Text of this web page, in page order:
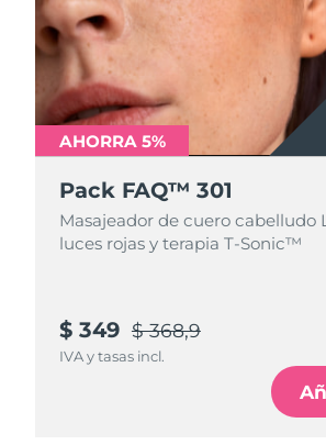
AHORRA 5%
Pack FAQ™ 301
Masajeador de cuero cabelludo
luces rojas y terapia T-Sonic™
$ 349 $ 368,9
IVA y tasas incl.